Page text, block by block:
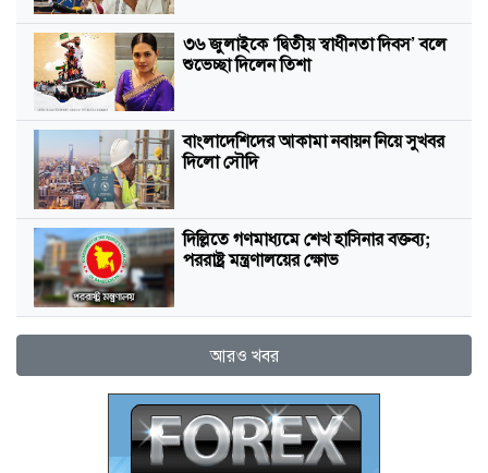
৩৬ জুলাইকে ‘দ্বিতীয় স্বাধীনতা দিবস’ বলে
শুভেচ্ছা দিলেন তিশা
বাংলাদেশিদের আকামা নবায়ন নিয়ে সুখবর
দিলো সৌদি
দিল্লিতে গণমাধ্যমে শেখ হাসিনার বক্তব্য;
পররাষ্ট্র মন্ত্রণালয়ের ক্ষোভ
আরও খবর